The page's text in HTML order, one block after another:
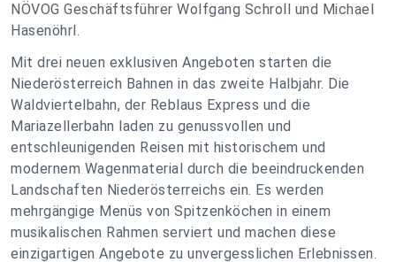
NÖVOG Geschäftsführer Wolfgang Schroll und Michael
Hasenöhrl.
Mit drei neuen exklusiven Angeboten starten die
Niederösterreich Bahnen in das zweite Halbjahr. Die
Waldviertelbahn, der Reblaus Express und die
Mariazellerbahn laden zu genussvollen und
entschleunigenden Reisen mit historischem und
modernem Wagenmaterial durch die beeindruckenden
Landschaften Niederösterreichs ein. Es werden
mehrgängige Menüs von Spitzenköchen in einem
musikalischen Rahmen serviert und machen diese
einzigartigen Angebote zu unvergesslichen Erlebnissen.